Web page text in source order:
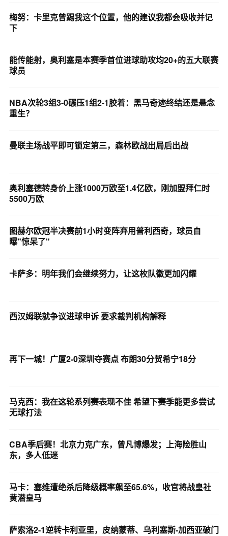
梅努：卡里克曾踢我这个位置，他的建议我都会吸收并记
下
能传能射，奥利塞是本赛季首位进球助攻均20+的五大联赛
球员
NBA次轮3组3-0碾压1组2-1胶着：黑马奇迹终结还是悬念
重生？
曼联主场战平即可锁定第三，森林欧战出局后出战
奥利塞德转身价上涨1000万欧至1.4亿欧，刚加盟拜仁时
5500万欧
图赫尔欧冠半决赛前1小时变阵弃用普利西奇，球员自
曝"惊呆了"
卡萨多：明年我们会继续努力，让这枚队徽更加闪耀
西汉姆联就争议进球申诉 要求裁判机构解释
再下一城！广厦2-0深圳夺赛点 布朗30分贺希宁18分
马克西：我在这轮系列赛表现不佳 希望下赛季能更多尝试
无球打法
CBA季后赛！北京力克广东，曾凡博爆发；上海险胜山
东，多人低迷
马卡：塞维遭绝杀后降级概率飙至65.6%，收官将战皇社
黄潜皇马
萨索洛2-1逆转卡利亚里，皮纳蒙蒂、乌利塞斯-加西亚破门